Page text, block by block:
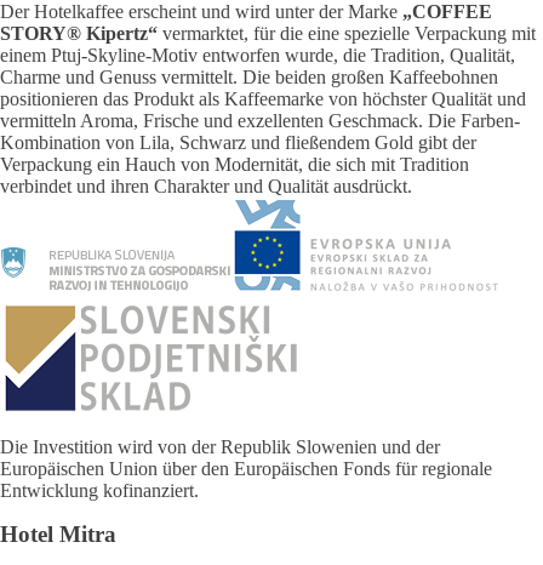
Der Hotelkaffee erscheint und wird unter der Marke „COFFEE
STORY® Kipertz“ vermarktet, für die eine spezielle Verpackung mit
einem Ptuj-Skyline-Motiv entworfen wurde, die Tradition, Qualität,
Charme und Genuss vermittelt. Die beiden großen Kaffeebohnen
positionieren das Produkt als Kaffeemarke von höchster Qualität und
vermitteln Aroma, Frische und exzellenten Geschmack. Die Farben-
Kombination von Lila, Schwarz und fließendem Gold gibt der
Verpackung ein Hauch von Modernität, die sich mit Tradition
verbindet und ihren Charakter und Qualität ausdrückt.
Die Investition wird von der Republik Slowenien und der
Europäischen Union über den Europäischen Fonds für regionale
Entwicklung kofinanziert.
Hotel Mitra